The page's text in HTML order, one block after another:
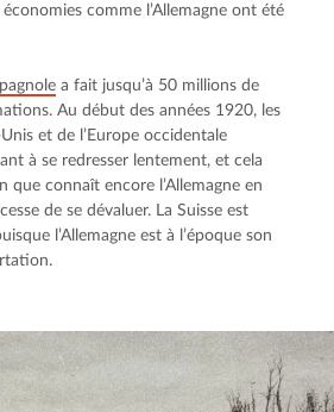
comme l’Allemagne ont été
a fait jusqu’à 50 millions de
Au début des années 1920, les
et de l’Europe occidentale
à se redresser lentement, et cela
que connaît encore l’Allemagne en
de se dévaluer. La Suisse est
l’Allemagne est à l’époque son